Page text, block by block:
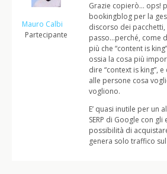
Mauro Calbi
Partecipante
Grazie copierò… ops!
bookingblog per la
discorso dei
passo…perché, come
più che “content is
ossia la cosa più
dire “context is king”,
alle persone cosa
vogliono.
E’ quasi inutile per un
SERP di Google con
possibilità di
genera solo traffico